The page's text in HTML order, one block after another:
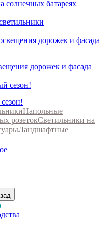
солнечных батареях
дорожек и фасада
Напольные
розетокСветильники на
Ландшафтные